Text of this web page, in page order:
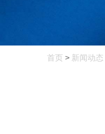
首页 > 新闻动态